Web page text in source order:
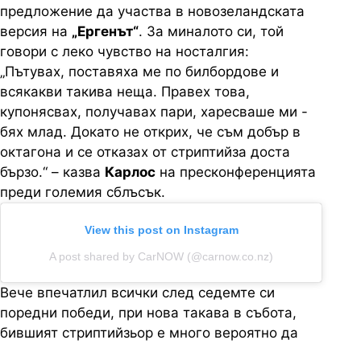
предложение да участва в новозеландската
версия на „Ергенът“. За миналото си, той
говори с леко чувство на носталгия:
„Пътувах, поставяха ме по билбордове и
всякакви такива неща. Правех това,
купонясвах, получавах пари, харесваше ми -
бях млад. Докато не открих, че съм добър в
октагона и се отказах от стриптийза доста
бързо.“ – казва Карлос на пресконференцията
преди големия сблъсък.
View this post on Instagram
A post shared by CarNOW (@carnow.co.nz)
Вече впечатлил всички след седемте си
поредни победи, при нова такава в събота,
бившият стриптийзьор е много вероятно да